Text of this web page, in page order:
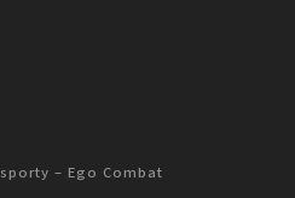
– Ego Combat